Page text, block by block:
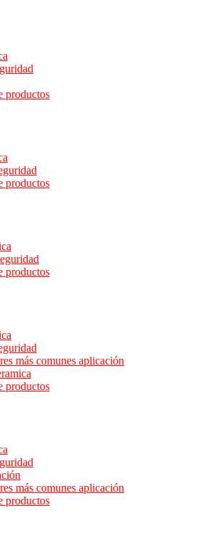
productos
productos
productos
más comunes aplicación
productos
más comunes aplicación
productos